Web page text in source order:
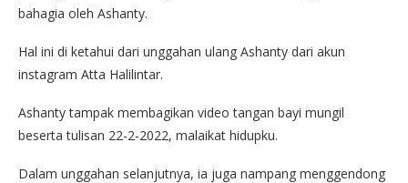
bahagia oleh Ashanty.
Hal ini di ketahui dari unggahan ulang Ashanty dari akun
instagram Atta Halilintar.
Ashanty tampak membagikan video tangan bayi mungil
beserta tulisan 22-2-2022, malaikat hidupku.
Dalam unggahan selanjutnya, ia juga nampang menggendong